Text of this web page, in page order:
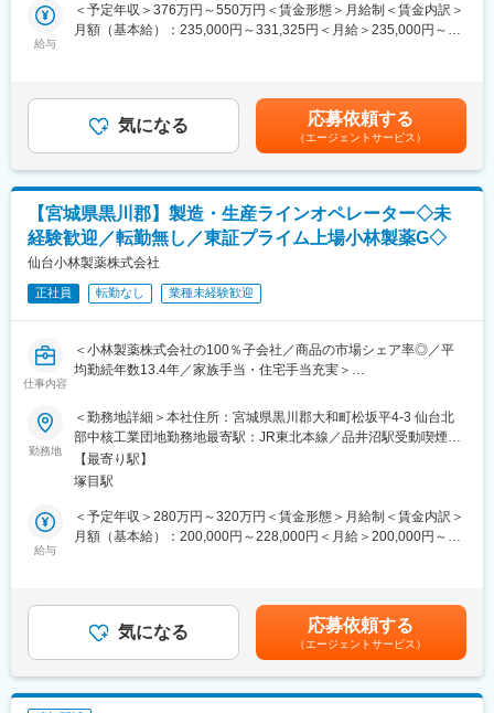
・当社の商品を全国のお客様にお届けするために重要な生産ライ
ンを担う主力工場となります。
■業務詳細：
処理等）
・工場稼働に必要なエネルギーの管理や廃棄物管理等の環境管理
※建設工事は協力会社に依頼しますので建設作業は行いません。
■魅力：
・2024年に新築の工場が竣工しており、働く環境は充実していま
す。
・化学メーカーの施設管理者として手に職を磨けます。
・業務に必要な資格を取得する場合は会社からの補助を受けるこ
とも可能です。詳細は会社規定をご確認ください
■組織構成：
■当社について：
・当社は、小林製薬株式会社の100％子会社として、小林製薬等
で販売している、家庭用医薬品、生活衛生関連製品の製造を行っ
・当社の商品を全国のお客様にお届けするために重要な生産ライ
ンを担う主力工場となります。
給与
＜予定年収＞376万円～550万円＜賃金形態＞月給制＜賃金内訳＞
月額（基本給）：235,000円～331,325円＜月給＞235,000円～
気になる 応募依頼する
（エージェントサービス）
【宮城県黒川郡】製造・生産ラインオペレーター◇未
経験歓迎／転勤無し／東証プライム上場小林製薬G◇
仙台小林製薬株式会社
正社員 転勤なし 業種未経験歓迎
仕事内容
＜小林製薬株式会社の100％子会社／商品の市場シェア率◎／平
均勤続年数13.4年／家族手当・住宅手当充実＞
■業務内容：
オートメーション化された生産ラインで当社製品ブルーレット・
アイボン・アンメルツヨコヨコなどの日用品や医薬品をより生産
性高く製造する業務を推進していただくために下記のお仕事をお
任せします。
■業務詳細：
・ライン従事者のサポート業務（作業教育、安全管理など）
勤務地
＜勤務地詳細＞本社住所：宮城県黒川郡大和町松坂平4-3 仙台北
部中核工業団地勤務地最寄駅：JR東北本線／品井沼駅受動喫煙対
策：敷地内喫煙可能場所あり変更の範囲：無
【最寄り駅】
塚目駅
給与
＜予定年収＞280万円～320万円＜賃金形態＞月給制＜賃金内訳＞
月額（基本給）：200,000円～228,000円＜月給＞200,000円～
気になる 応募依頼する
（エージェントサービス）